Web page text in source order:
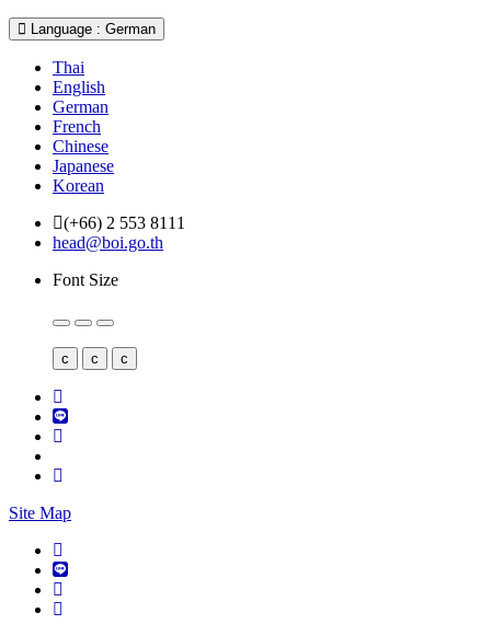
Language : German
Thai
English
German
French
Chinese
Japanese
Korean
(+66) 2 553 8111
head@boi.go.th
Font Size
c c c
Site Map